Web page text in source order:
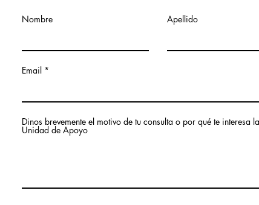
Nombre Apellido
Email
Dinos brevemente el motivo de tu consulta o por qué te interesa la
Unidad de Apoyo